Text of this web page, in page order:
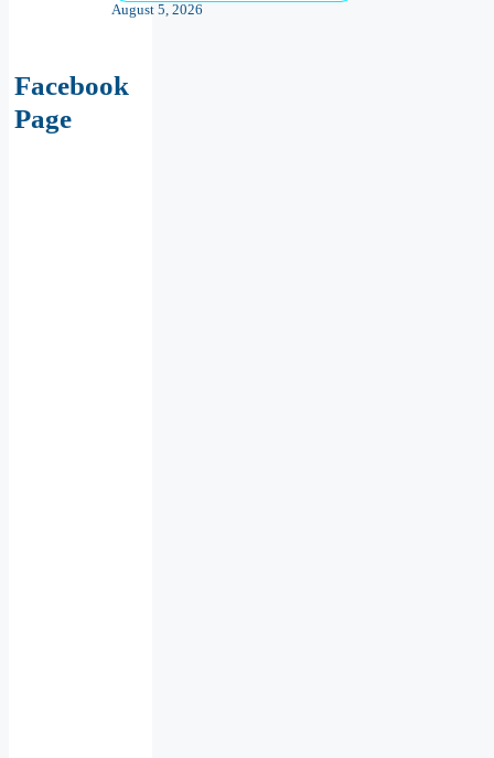
August 5, 2026
Facebook
Page